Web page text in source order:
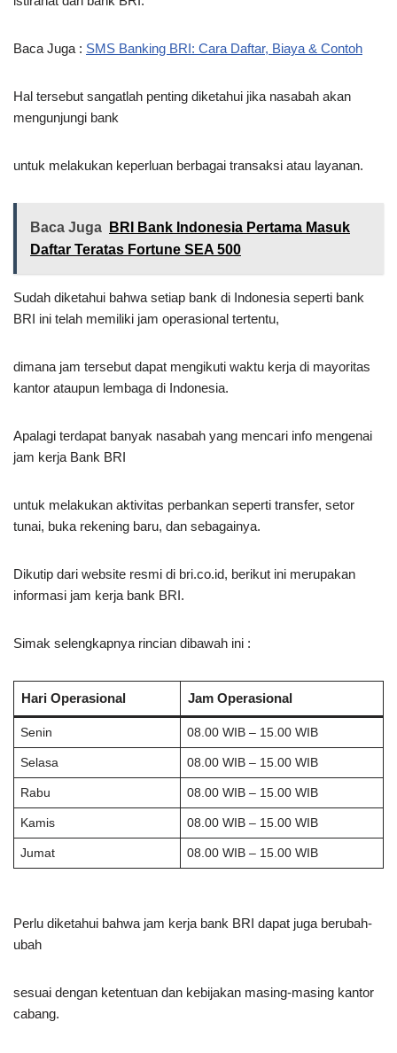
Baca Juga : SMS Banking BRI: Cara Daftar, Biaya & Contoh
Hal tersebut sangatlah penting diketahui jika nasabah akan
mengunjungi bank
untuk melakukan keperluan berbagai transaksi atau layanan.
Baca Juga
BRI Bank Indonesia Pertama Masuk
Daftar Teratas Fortune SEA 500
Sudah diketahui bahwa setiap bank di Indonesia seperti bank
BRI ini telah memiliki jam operasional tertentu,
dimana jam tersebut dapat mengikuti waktu kerja di mayoritas
kantor ataupun lembaga di Indonesia.
Apalagi terdapat banyak nasabah yang mencari info mengenai
jam kerja Bank BRI
untuk melakukan aktivitas perbankan seperti transfer, setor
tunai, buka rekening baru, dan sebagainya.
Dikutip dari website resmi di bri.co.id, berikut ini merupakan
informasi jam kerja bank BRI.
Simak selengkapnya rincian dibawah ini :
Hari Operasional Jam Operasional
Senin 08.00 WIB – 15.00 WIB
Selasa 08.00 WIB – 15.00 WIB
Rabu 08.00 WIB – 15.00 WIB
Kamis 08.00 WIB – 15.00 WIB
Jumat 08.00 WIB – 15.00 WIB
Perlu diketahui bahwa jam kerja bank BRI dapat juga berubah-
ubah
sesuai dengan ketentuan dan kebijakan masing-masing kantor
cabang.